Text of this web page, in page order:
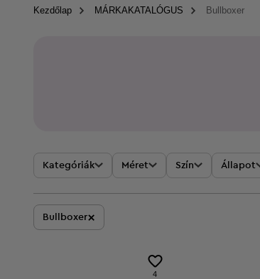
Kezdőlap MÁRKAKATALÓGUS Bullboxer
Kategóriák Méret Szín Állapot
Bullboxer×
4